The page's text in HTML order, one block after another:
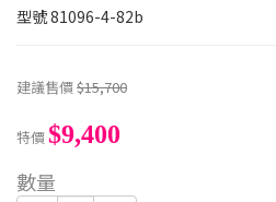
型號81096-4-82b
建議售價$15,700
特價$9,400
數量